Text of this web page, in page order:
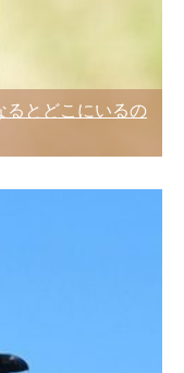
るとどこにいるの